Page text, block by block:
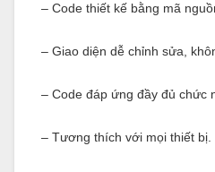
– Code thiết kế bằng mã
– Giao diện dễ chỉnh sửa,
– Code đáp ứng đầy đủ chức
– Tương thích với mọi thiết bị.